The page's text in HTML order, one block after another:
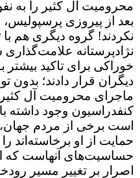
محرومیت آل کثیر را به
بعد از پیروزی
نکردند! گروه دیگری هم
نژادپرستانه علامت‌گذاری
خوراکی برای تاکید بیشتر
دیگران قرار دادند؛ بدون
ماجرای محرومیت آل کثیر
کنفدراسیون وجود داشته
است برخی از مردم جهان،
حمایت از او برخاسته‌اند را
حساسیت‌های آنهاست که
اصرار بر تغییر مسیر